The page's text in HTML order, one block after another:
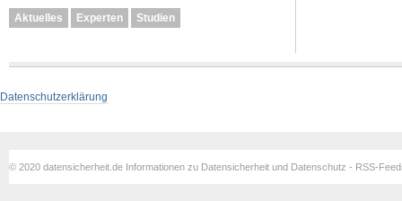
Aktuelles Experten Studien
Datenschutzerklärung
© 2020 datensicherheit.de Informationen zu Datensicherheit und Datenschutz - RSS-